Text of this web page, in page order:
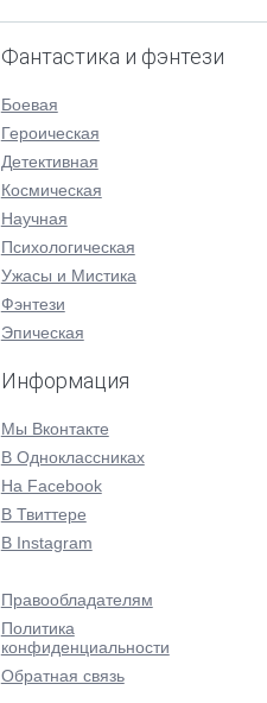
Фантастика и фэнтези
Боевая
Героическая
Детективная
Космическая
Научная
Психологическая
Ужасы и Мистика
Фэнтези
Эпическая
Информация
Мы Вконтакте
В Одноклассниках
На Facebook
В Твиттере
В Instagram
Правообладателям
Политика
конфиденциальности
Обратная связь